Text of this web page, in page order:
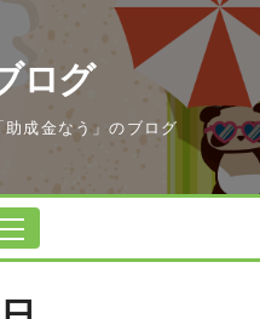
ログ
成金なう」のブログ